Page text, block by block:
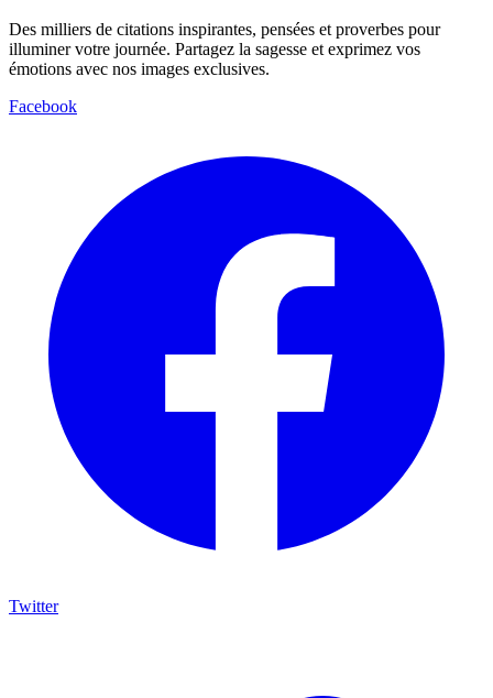
Des milliers de citations inspirantes, pensées et proverbes pour
illuminer votre journée. Partagez la sagesse et exprimez vos
émotions avec nos images exclusives.
Facebook
Twitter